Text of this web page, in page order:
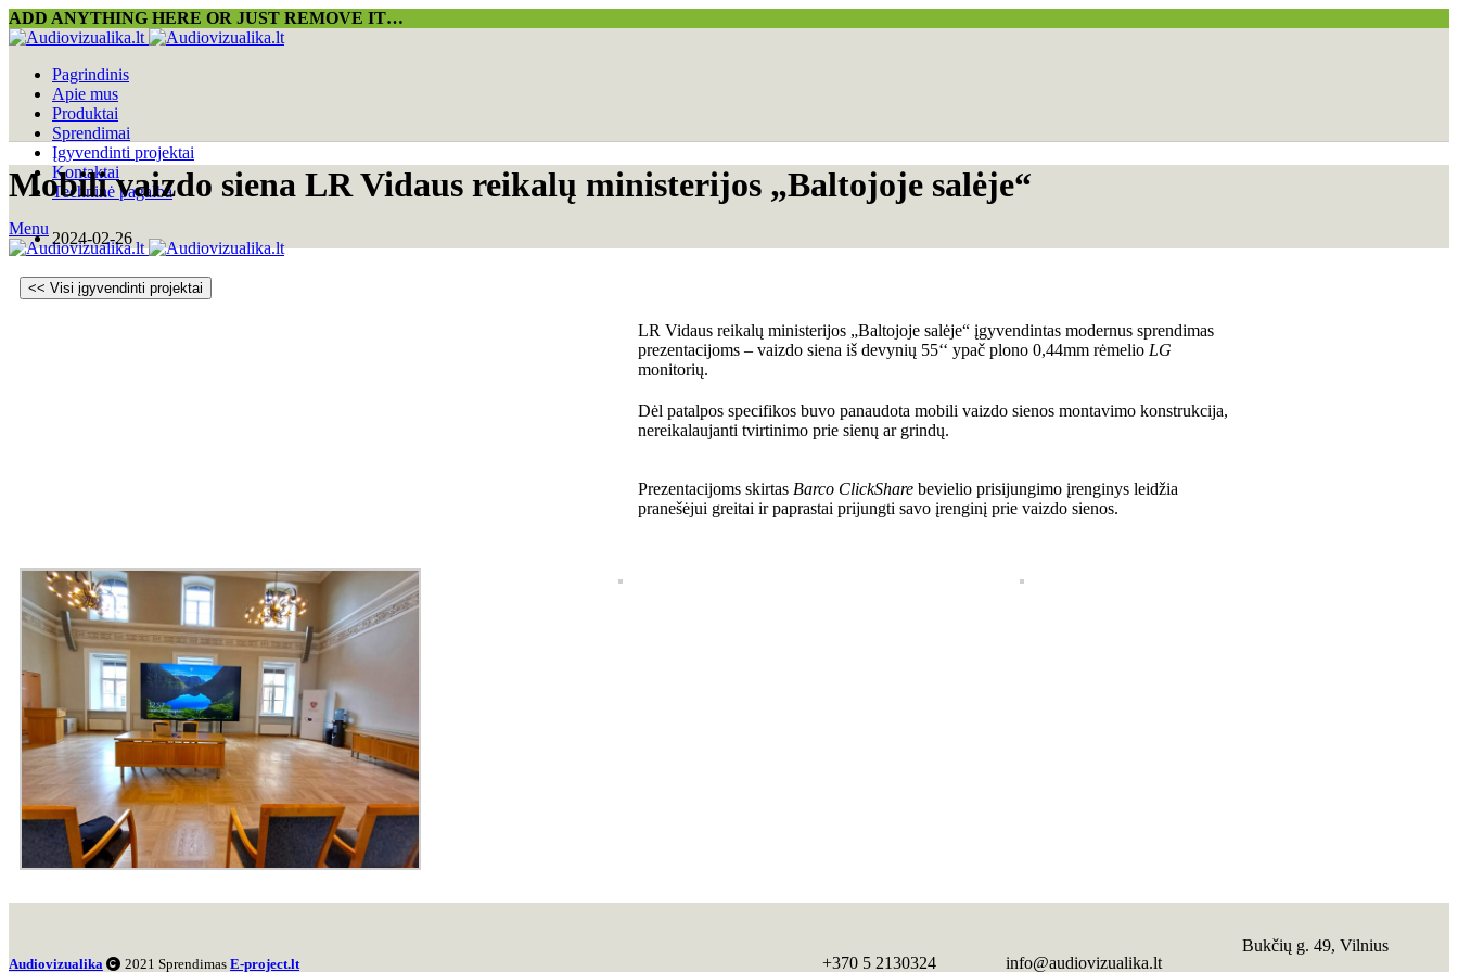
ADD ANYTHING HERE OR JUST REMOVE IT…
Pagrindinis
Apie mus
Produktai
Sprendimai
Įgyvendinti projektai
Kontaktai
Techninė pagalba
Menu
Mobili vaizdo siena LR Vidaus reikalų ministerijos „Baltojoje salėje“
2024-02-26
LR Vidaus reikalų ministerijos „Baltojoje salėje“ įgyvendintas modernus sprendimas
prezentacijoms – vaizdo siena iš devynių 55‘‘ ypač plono 0,44mm rėmelio LG
monitorių.
Dėl patalpos specifikos buvo panaudota mobili vaizdo sienos montavimo konstrukcija,
nereikalaujanti tvirtinimo prie sienų ar grindų.
Prezentacijoms skirtas Barco ClickShare bevielio prisijungimo įrenginys leidžia
pranešėjui greitai ir paprastai prijungti savo įrenginį prie vaizdo sienos.
Audiovizualika 2021 Sprendimas E-project.lt +370 5 2130324 info@audiovizualika.lt
Bukčių g. 49, Vilnius